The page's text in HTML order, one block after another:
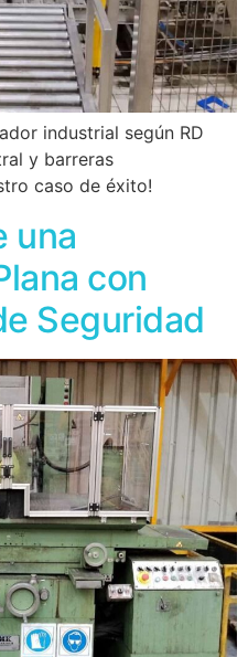
industrial según RD
y barreras
caso de éxito!
una
con
Seguridad